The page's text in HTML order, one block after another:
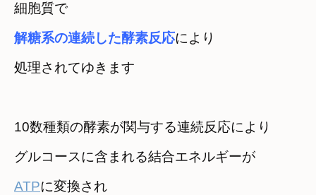
細胞質で
解糖系の連続した酵素反応により
処理されてゆきます
10数種類の酵素が関与する連続反応により
ATPに変換され